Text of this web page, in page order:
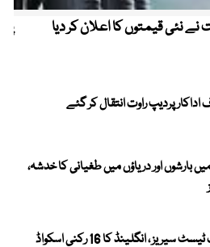
نے نئی قیمتوں کا اعلان کر دیا
پردیپ راوت انتقال کر گئے
میں بارشوں اور دریاؤں میں طغیانی کا خدشہ،
پاکستان کیخلاف ٹیسٹ سیریز ، انگلینڈ کا 16 رکنی اسکواڈ